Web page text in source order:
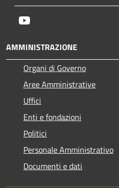
AMMINISTRAZIONE
Organi di Governo
Aree Amministrative
Uffici
Enti e fondazioni
Politici
Personale Amministrativo
Documenti e dati